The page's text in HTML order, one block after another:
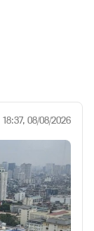
18:37, 08/08/2026